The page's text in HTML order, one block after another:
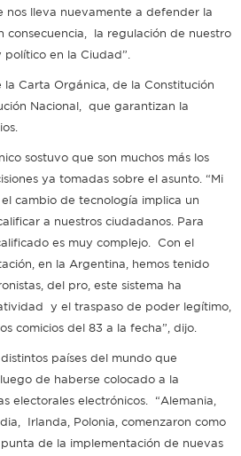
nos lleva nuevamente a defender la
consecuencia, la regulación de nuestro
en la Ciudad”.
Carta Orgánica, de la Constitución
Nacional, que garantizan la
sostuvo que son muchos más los
ya tomadas sobre el asunto. “Mi
cambio de tecnología implica un
a nuestros ciudadanos. Para
es muy complejo. Con el
en la Argentina, hemos tenido
del pro, este sistema ha
y el traspaso de poder legítimo,
comicios del 83 a la fecha”, dijo.
países del mundo que
de haberse colocado a la
electorales electrónicos. “Alemania,
Irlanda, Polonia, comenzaron como
de la implementación de nuevas